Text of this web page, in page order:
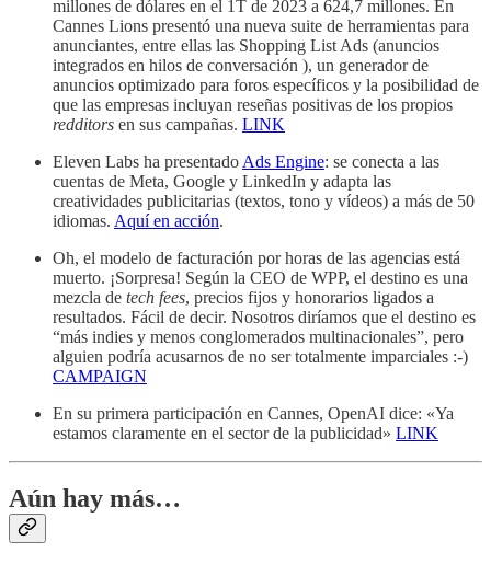
millones de dólares en el 1T de 2023 a 624,7 millones. En
Cannes Lions presentó una nueva suite de herramientas para
anunciantes, entre ellas las Shopping List Ads (anuncios
integrados en hilos de conversación ), un generador de
anuncios optimizado para foros específicos y la posibilidad de
que las empresas incluyan reseñas positivas de los propios
redditors en sus campañas. LINK
Eleven Labs ha presentado Ads Engine: se conecta a las
cuentas de Meta, Google y LinkedIn y adapta las
creatividades publicitarias (textos, tono y vídeos) a más de 50
idiomas. Aquí en acción.
Oh, el modelo de facturación por horas de las agencias está
muerto. ¡Sorpresa! Según la CEO de WPP, el destino es una
mezcla de tech fees, precios fijos y honorarios ligados a
resultados. Fácil de decir. Nosotros diríamos que el destino es
“más indies y menos conglomerados multinacionales”, pero
alguien podría acusarnos de no ser totalmente imparciales :-)
CAMPAIGN
En su primera participación en Cannes, OpenAI dice: «Ya
estamos claramente en el sector de la publicidad» LINK
Aún hay más…